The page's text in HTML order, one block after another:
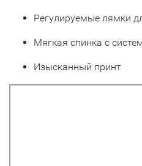
Регулируемые лямки
Мягкая спинка с
Изысканный принт